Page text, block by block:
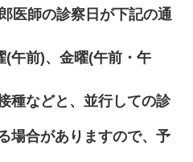
医師の診察日が下記の通
(午前)、金曜(午前・午
種などと、並行しての診
場合がありますので、予